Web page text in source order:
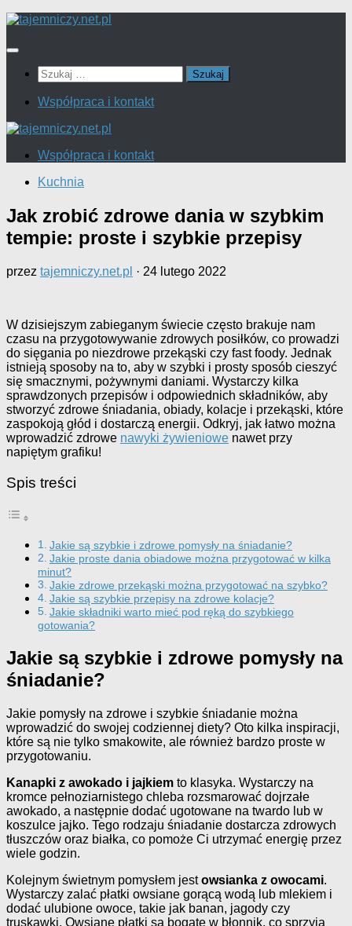
Przejdź
treści
Szukaj:
Współpraca i kontakt
Współpraca i kontakt
Kuchnia
Jak zrobić zdrowe dania w szybkim
tempie: proste i szybkie przepisy
przez tajemniczy.net.pl · 24 lutego 2022
W dzisiejszym zabieganym świecie często brakuje nam
czasu na przygotowywanie zdrowych posiłków, co prowadzi
do sięgania po niezdrowe przekąski czy fast foody. Jednak
istnieją sposoby na to, aby w szybki i prosty sposób cieszyć
się smacznymi, pożywnymi daniami. Wystarczy kilka
sprawdzonych przepisów i odpowiednich składników, aby
stworzyć zdrowe śniadania, obiady, kolacje i przekąski, które
zaspokoją głód i dostarczą energii. Odkryj, jak łatwo można
wprowadzić zdrowe nawyki żywieniowe nawet przy
napiętym grafiku!
Spis treści
Jakie są szybkie i zdrowe pomysły na śniadanie?
Jakie proste dania obiadowe można przygotować w kilka
minut?
Jakie zdrowe przekąski można przygotować na szybko?
Jakie są szybkie przepisy na zdrowe kolacje?
Jakie składniki warto mieć pod ręką do szybkiego
gotowania?
Jakie są szybkie i zdrowe pomysły na
śniadanie?
Jakie pomysły na zdrowe i szybkie śniadanie można
wprowadzić do swojej codziennej diety? Oto kilka inspiracji,
które są nie tylko smakowite, ale również bardzo proste w
przygotowaniu.
Kanapki z awokado i jajkiem to klasyka. Wystarczy na
kromce pełnoziarnistego chleba rozsmarować dojrzałe
awokado, a następnie dodać ugotowane na twardo lub w
koszulce jajko. Tego rodzaju śniadanie dostarcza zdrowych
tłuszczów oraz białka, co pomoże Ci utrzymać energię przez
wiele godzin.
Kolejnym świetnym pomysłem jestowsianka z owocami.
Wystarczy zalać płatki owsiane gorącą wodą lub mlekiem i
dodać ulubione owoce, takie jak banan, jagody czy
truskawki. Owsiane płatki są bogate w błonnik, co sprzyja